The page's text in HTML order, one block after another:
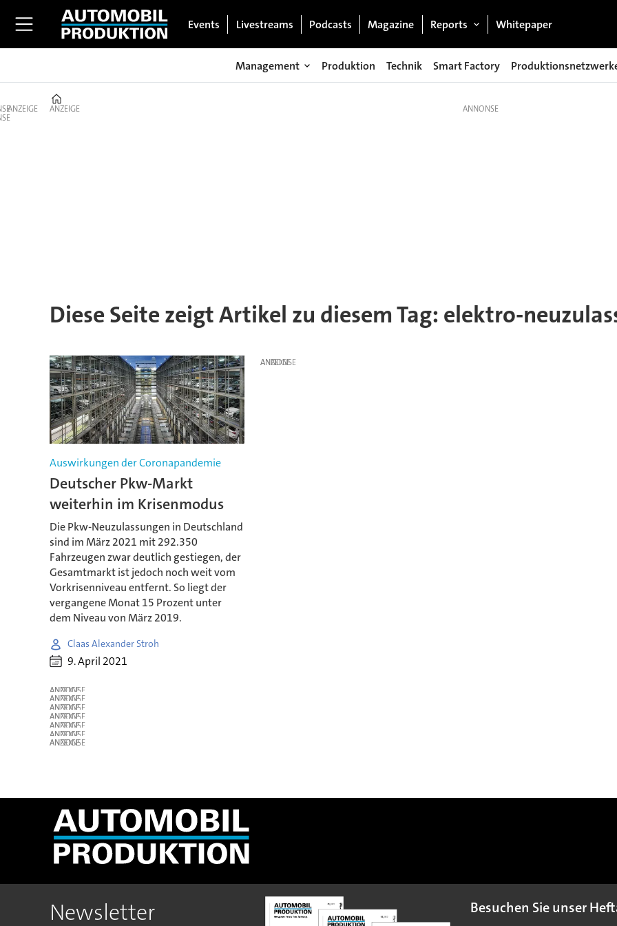
Events Livestreams Podcasts Magazine Reports Whitepaper
Management Produktion Technik Smart Factory
ANZEIGE ANZEIGE
Diese Seite zeigt Artikel zu diesem Tag: elektro-
Auswirkungen der Coronapandemie
Deutscher Pkw-Markt
weiterhin im Krisenmodus
Die Pkw-Neuzulassungen in Deutschland
sind im März 2021 mit 292.350
Fahrzeugen zwar deutlich gestiegen, der
Gesamtmarkt ist jedoch noch weit vom
Vorkrisenniveau entfernt. So liegt der
vergangene Monat 15 Prozent unter
dem Niveau von März 2019.
Claas Alexander Stroh
9. April 2021
ANZEIGE
ANZEIGE
ANZEIGE
ANZEIGE
ANZEIGE
ANZEIGE
ANZEIGE
ANZEIGE
Newsletter Besuchen Sie unser